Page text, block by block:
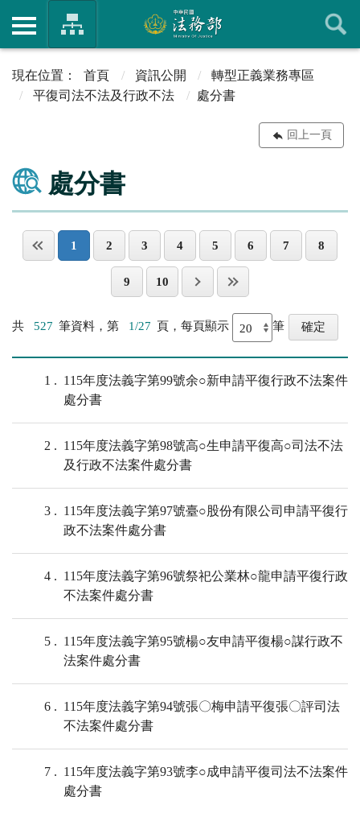
首頁 資訊公開
轉型正義業務專區
平復司法不法及行政不法
處分書
回上一頁
處分書
1 2 3 4 5 6 7 8
9 10
共 527 筆資料，第 1/27 頁，每頁顯示 筆
1
115年度法義字第99號余○新申請平復行政不法案件
處分書
2
115年度法義字第98號高○生申請平復高○司法不法
及行政不法案件處分書
3
115年度法義字第97號臺○股份有限公司申請平復行
政不法案件處分書
4
115年度法義字第96號祭祀公業林○龍申請平復行政
不法案件處分書
5
115年度法義字第95號楊○友申請平復楊○謀行政不
法案件處分書
6
115年度法義字第94號張〇梅申請平復張〇評司法
不法案件處分書
7
115年度法義字第93號李○成申請平復司法不法案件
處分書